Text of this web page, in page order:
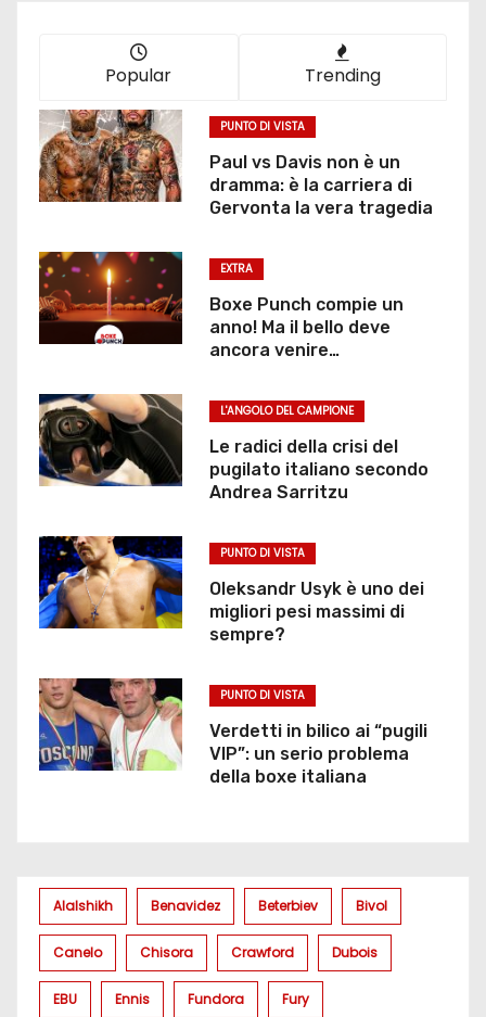
Popular Trending
PUNTO DI VISTA
Paul vs Davis non è un
dramma: è la carriera di
Gervonta la vera tragedia
EXTRA
Boxe Punch compie un
anno! Ma il bello deve
ancora venire…
L'ANGOLO DEL CAMPIONE
Le radici della crisi del
pugilato italiano secondo
Andrea Sarritzu
PUNTO DI VISTA
Oleksandr Usyk è uno dei
migliori pesi massimi di
sempre?
PUNTO DI VISTA
Verdetti in bilico ai “pugili
VIP”: un serio problema
della boxe italiana
Alalshikh Benavidez Beterbiev Bivol
Canelo Chisora Crawford Dubois
EBU Ennis Fundora Fury